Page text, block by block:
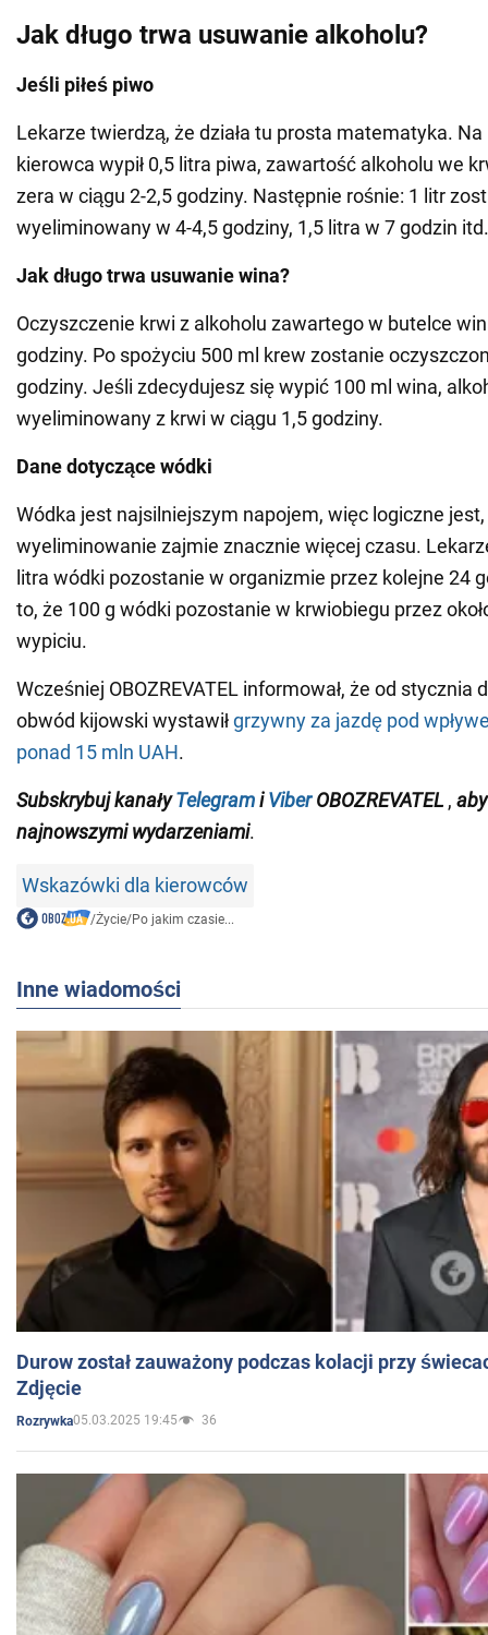
Jak długo trwa usuwanie alkoholu?
Jeśli piłeś piwo
Lekarze twierdzą, że działa tu prosta matematyka. Na
kierowca wypił 0,5 litra piwa, zawartość alkoholu we
zera w ciągu 2-2,5 godziny. Następnie rośnie: 1 litr
wyeliminowany w 4-4,5 godziny, 1,5 litra w 7 godzin itd.
Jak długo trwa usuwanie wina?
Oczyszczenie krwi z alkoholu zawartego w butelce
godziny. Po spożyciu 500 ml krew zostanie
godziny. Jeśli zdecydujesz się wypić 100 ml wina,
wyeliminowany z krwi w ciągu 1,5 godziny.
Dane dotyczące wódki
Wódka jest najsilniejszym napojem, więc logiczne jest,
wyeliminowanie zajmie znacznie więcej czasu.
litra wódki pozostanie w organizmie przez kolejne 24
to, że 100 g wódki pozostanie w krwiobiegu przez
wypiciu.
Wcześniej OBOZREVATEL informował, że od stycznia
obwód kijowski wystawiłgrzywny za jazdę pod
ponad 15 mln UAH.
SubskrybujkanałyTelegramiViberOBOZREVATEL , aby
najnowszymi wydarzeniami.
Wskazówki dla kierowców
/Życie/Po jakim czasie...
Inne wiadomości
Durow został zauważony podczas kolacji przy
Zdjęcie
Rozrywka05.03.2025 19:45 36